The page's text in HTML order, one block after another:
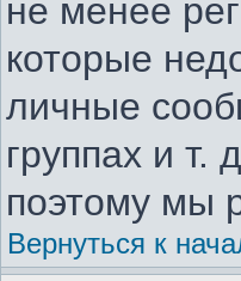
не менее
которые
личные
группах и т.
поэтому мы
Вернуться к